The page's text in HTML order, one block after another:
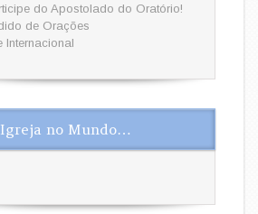
do Apostolado do Oratório!
de Orações
Internacional
Igreja no Mundo…